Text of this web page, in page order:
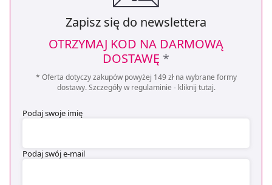
Zapisz się do newslettera
OTRZYMAJ KOD NA DARMOWĄ
DOSTAWĘ *
* Oferta dotyczy zakupów powyżej 149 zł na wybrane formy
dostawy. Szczegóły w regulaminie - kliknij tutaj.
Podaj swoje imię
Podaj swój e-mail